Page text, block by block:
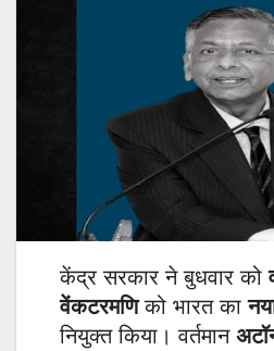
केंद्र सरकार ने बुधवार को
वेंकटरमणिको भारत का
नियुक्त किया। वर्तमान